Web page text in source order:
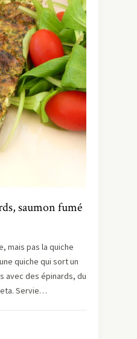
saumon fumé
mais pas la quiche
quiche qui sort un
avec des épinards, du
Servie…